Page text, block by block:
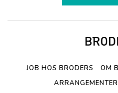
JOB HOS BRODERS OM
ARRANGEMENTER